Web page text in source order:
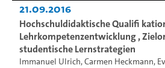
21.09.2016
Hochschuldidaktische Qualifi
Lehrkompetenzentwicklung ,
studentische Lernstrategien
Immanuel Ulrich,Carmen Heckmann,